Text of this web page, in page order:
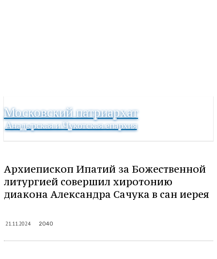
Московский патриархат
Анадырская и Чукотская епархия
Архиепископ Ипатий за Божественной
литургией совершил хиротонию
диакона Александра Сачука в сан иерея
21.11.2024 2040